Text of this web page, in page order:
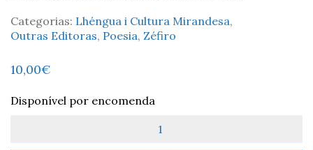
Categorias: Lhéngua i Cultura Mirandesa,
Outras Editoras, Poesia, Zéfiro
10,00€
Disponível por encomenda